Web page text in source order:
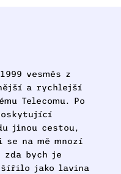
vesměs z
a rychlejší
Telecomu. Po
jinou cestou,
na mě mnozí
zda bych je
šířilo jako lavina